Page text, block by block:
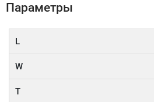
Параметры
L
W
T